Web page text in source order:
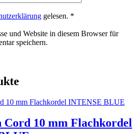
gelesen. *
und Website in diesem Browser für
speichern.
Cord 10 mm Flachkordel